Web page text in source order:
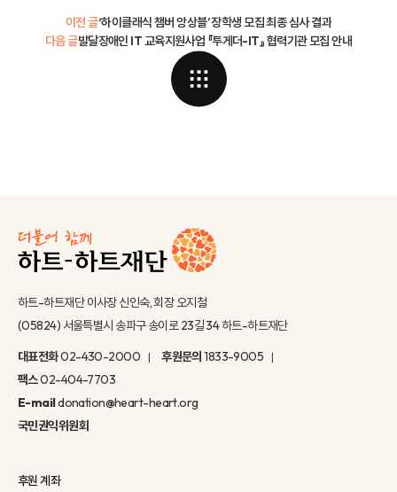
이전 글‘하이클래식 챔버 앙상블’ 장학생 모집 최종 심사 결과
발달장애인 IT 교육지원사업 『투게더-IT』 협력기관 모집 안내
다음 글
하트-하트재단 이사장 신인숙, 회장 오지철
(05824) 서울특별시 송파구 송이로 23길 34 하트-하트재단
대표전화02-430-2000 후원문의1833-9005
팩스02-404-7703
E-maildonation@heart-heart.org
국민권익위원회
후원 계좌